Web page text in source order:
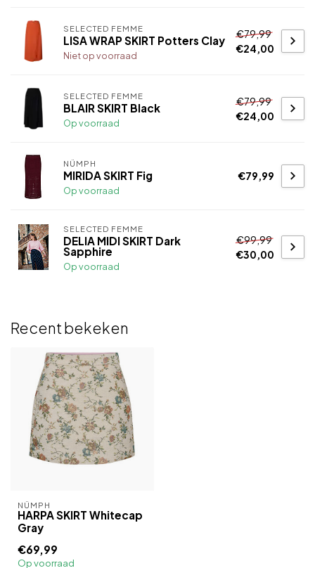
SELECTED FEMME
LISA WRAP SKIRT Potters Clay
Niet op voorraad
€79,99
€24,00
SELECTED FEMME
BLAIR SKIRT Black
Op voorraad
€79,99
€24,00
NÜMPH
MIRIDA SKIRT Fig
Op voorraad
€79,99
SELECTED FEMME
DELIA MIDI SKIRT Dark
Sapphire
Op voorraad
€99,99
€30,00
Recent bekeken
NÜMPH
HARPA SKIRT Whitecap
Gray
€69,99
Op voorraad